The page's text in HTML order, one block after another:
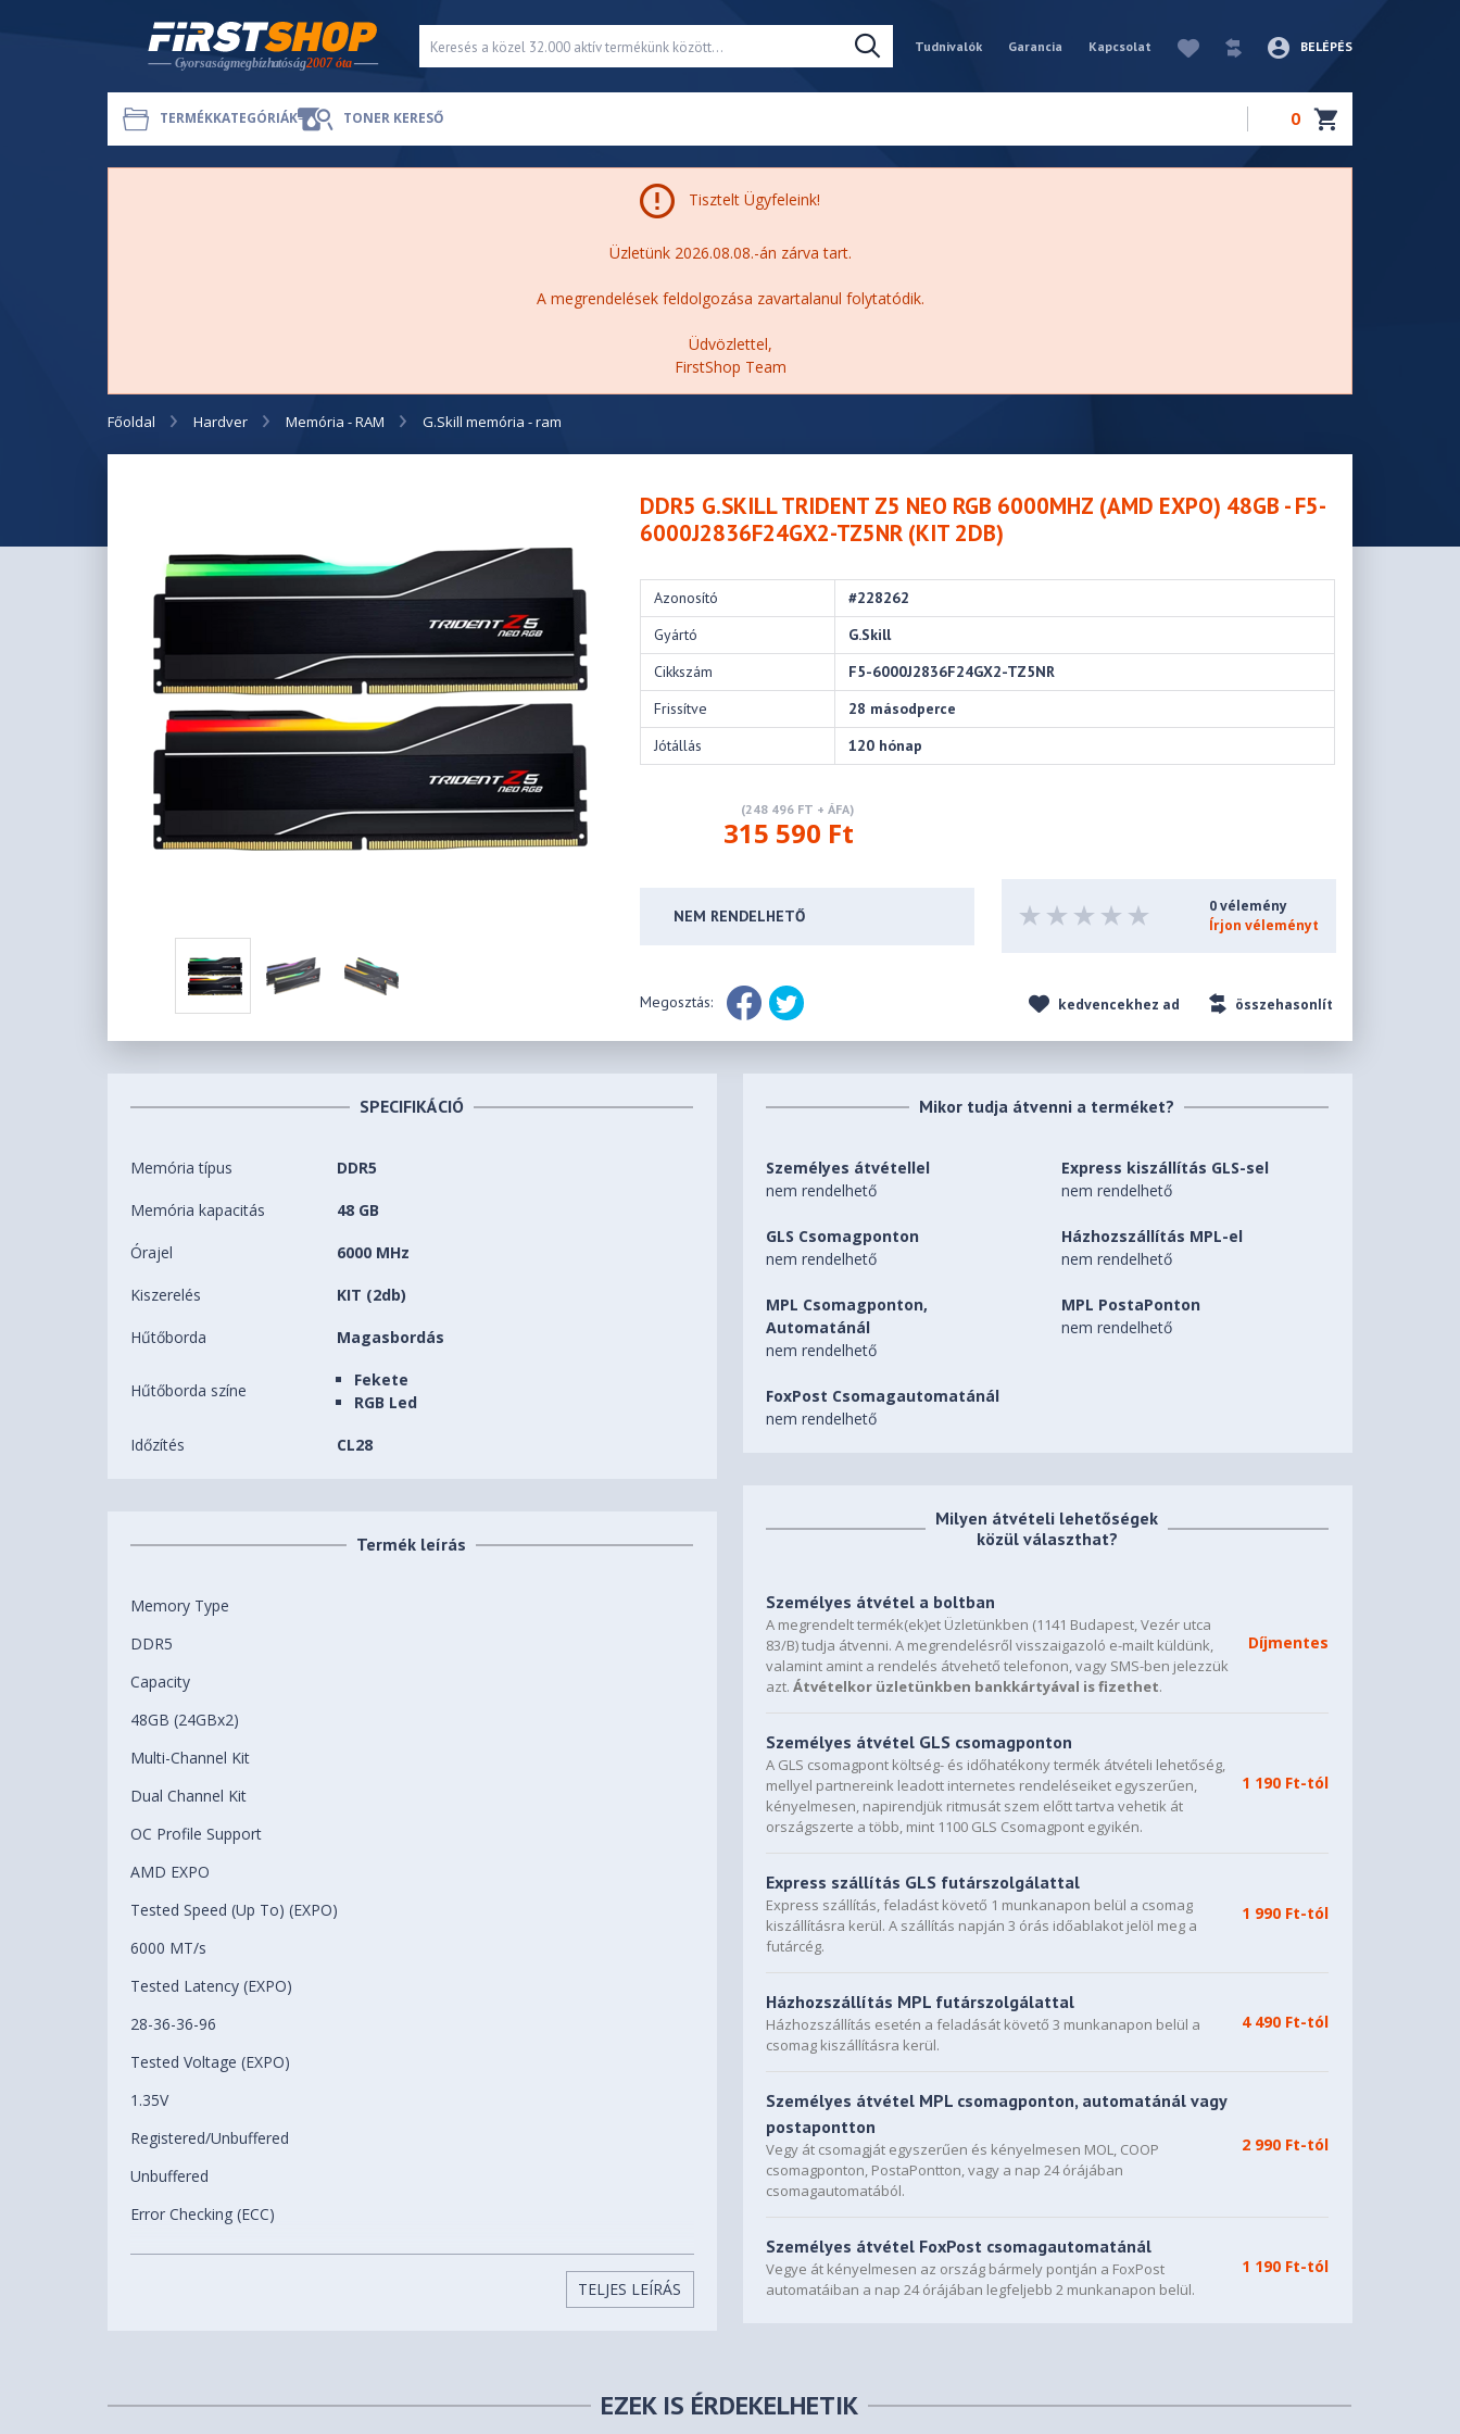
Tudnivalók Garancia Kapcsolat BELÉPÉS
TERMÉKKATEGÓRIÁK TONER KERESŐ 0
Tisztelt Ügyfeleink!
Üzletünk 2026.08.08.-án zárva tart.
A megrendelések feldolgozása zavartalanul folytatódik.
Üdvözlettel,
FirstShop Team
Főoldal Hardver Memória - RAM G.Skill memória - ram
DDR5 G.SKILL TRIDENT Z5 NEO RGB 6000MHZ (AMD EXPO) 48GB - F5-
6000J2836F24GX2-TZ5NR (KIT 2DB)
Azonosító
#228262
Gyártó
G.Skill
Cikkszám
F5-6000J2836F24GX2-TZ5NR
Frissítve
28 másodperce
Jótállás
120 hónap
(248 496 FT + ÁFA)
315 590 Ft
NEM RENDELHETŐ
0 vélemény
Írjon véleményt
Megosztás: kedvencekhez ad összehasonlít
SPECIFIKÁCIÓ
Memória típus DDR5
Memória kapacitás 48 GB
Órajel 6000 MHz
Kiszerelés KIT (2db)
Hűtőborda Magasbordás
Hűtőborda színe
Fekete
RGB Led
Időzítés CL28
Termék leírás
Memory Type
DDR5
Capacity
48GB (24GBx2)
Multi-Channel Kit
Dual Channel Kit
OC Profile Support
AMD EXPO
Tested Speed (Up To) (EXPO)
6000 MT/s
Tested Latency (EXPO)
28-36-36-96
Tested Voltage (EXPO)
1.35V
Registered/Unbuffered
Unbuffered
Error Checking (ECC)
Non-ECC
1.10V
TELJES LEÍRÁS
Mikor tudja átvenni a terméket?
Személyes átvétellel
nem rendelhető
Express kiszállítás GLS-sel
nem rendelhető
GLS Csomagponton
nem rendelhető
Házhozszállítás MPL-el
nem rendelhető
MPL Csomagponton,
Automatánál
nem rendelhető
MPL PostaPonton
nem rendelhető
FoxPost Csomagautomatánál
nem rendelhető
Milyen átvételi lehetőségek
közül választhat?
Személyes átvétel a boltban
A megrendelt termék(ek)et Üzletünkben (1141 Budapest, Vezér utca
83/B) tudja átvenni. A megrendelésről visszaigazoló e-mailt küldünk,
valamint amint a rendelés átvehető telefonon, vagy SMS-ben jelezzük
azt.Átvételkor üzletünkben bankkártyával is fizethet.
Díjmentes
Személyes átvétel GLS csomagponton
A GLS csomagpont költség- és időhatékony termék átvételi lehetőség,
mellyel partnereink leadott internetes rendeléseiket egyszerűen,
kényelmesen, napirendjük ritmusát szem előtt tartva vehetik át
országszerte a több, mint 1100 GLS Csomagpont egyikén.
1 190 Ft-tól
Express szállítás GLS futárszolgálattal
Express szállítás, feladást követő 1 munkanapon belül a csomag
kiszállításra kerül. A szállítás napján 3 órás időablakot jelöl meg a
futárcég.
1 990 Ft-tól
Házhozszállítás MPL futárszolgálattal
Házhozszállítás esetén a feladását követő 3 munkanapon belül a
csomag kiszállításra kerül.
4 490 Ft-tól
Személyes átvétel MPL csomagponton, automatánál vagy
postapontton
Vegy át csomagját egyszerűen és kényelmesen MOL, COOP
csomagponton, PostaPontton, vagy a nap 24 órájában
csomagautomatából.
2 990 Ft-tól
Személyes átvétel FoxPost csomagautomatánál
Vegye át kényelmesen az ország bármely pontján a FoxPost
automatáiban a nap 24 órájában legfeljebb 2 munkanapon belül.
1 190 Ft-tól
EZEK IS ÉRDEKELHETIK